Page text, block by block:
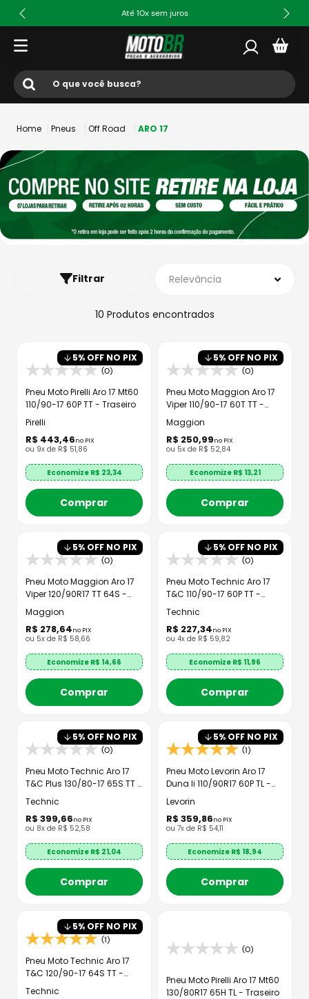
Até 10x sem juros
O que você busca?
3 º capacete
4º fw3
5º capacete ls2
race tech
Pneus Off Road ARO 17
Filtrar Relevância
10 Produtos
5% OFF NO PIX
(0)
Pneu Moto Pirelli Aro 17 Mt60
110/90-17 60P TT - Traseiro
Pirelli
R$ 443,46no PIX
ou 9x de R$ 51,86
Economize R$ 23,34
Comprar
5% OFF NO PIX
(0)
Pneu Moto Maggion Aro 17
Viper 110/90-17 60T TT -
Traseiro
Maggion
R$ 250,99no PIX
ou 5x de R$ 52,84
Economize R$ 13,21
Comprar
5% OFF NO PIX
(0)
Pneu Moto Maggion Aro 17
Viper 120/90R17 TT 64S -
Traseiro
Maggion
R$ 278,64no PIX
ou 5x de R$ 58,66
Economize R$ 14,66
Comprar
5% OFF NO PIX
(0)
Pneu Moto Technic Aro 17
T&C 110/90-17 60P TT -
Traseiro
Technic
R$ 227,34no PIX
ou 4x de R$ 59,82
Economize R$ 11,96
Comprar
5% OFF NO PIX
(0)
Pneu Moto Technic Aro 17
T&C Plus 130/80-17 65S TT -
Traseiro
Technic
R$ 399,66no PIX
ou 8x de R$ 52,58
Economize R$ 21,04
Comprar
5% OFF NO PIX
(1)
Pneu Moto Levorin Aro 17
Duna Ii 110/90R17 60P TL -
Traseiro
Levorin
R$ 359,86no PIX
ou 7x de R$ 54,11
Economize R$ 18,94
Comprar
5% OFF NO PIX
(1)
Pneu Moto Technic Aro 17
T&C 120/90-17 64S TT -
Traseiro
Technic
(0)
Pneu Moto Pirelli Aro 17 Mt60
130/80R17 65H TL - Traseiro